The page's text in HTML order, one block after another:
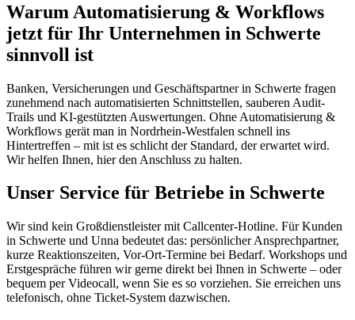
Warum Automatisierung & Workflows
jetzt für Ihr Unternehmen in Schwerte
sinnvoll ist
Banken, Versicherungen und Geschäftspartner in Schwerte fragen
zunehmend nach automatisierten Schnittstellen, sauberen Audit-
Trails und KI-gestützten Auswertungen. Ohne Automatisierung &
Workflows gerät man in Nordrhein-Westfalen schnell ins
Hintertreffen – mit ist es schlicht der Standard, der erwartet wird.
Wir helfen Ihnen, hier den Anschluss zu halten.
Unser Service für Betriebe in Schwerte
Wir sind kein Großdienstleister mit Callcenter-Hotline. Für Kunden
in Schwerte und Unna bedeutet das: persönlicher Ansprechpartner,
kurze Reaktionszeiten, Vor-Ort-Termine bei Bedarf. Workshops und
Erstgespräche führen wir gerne direkt bei Ihnen in Schwerte – oder
bequem per Videocall, wenn Sie es so vorziehen. Sie erreichen uns
telefonisch, ohne Ticket-System dazwischen.